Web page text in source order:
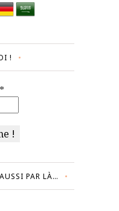
!
*
PAR LÀ…